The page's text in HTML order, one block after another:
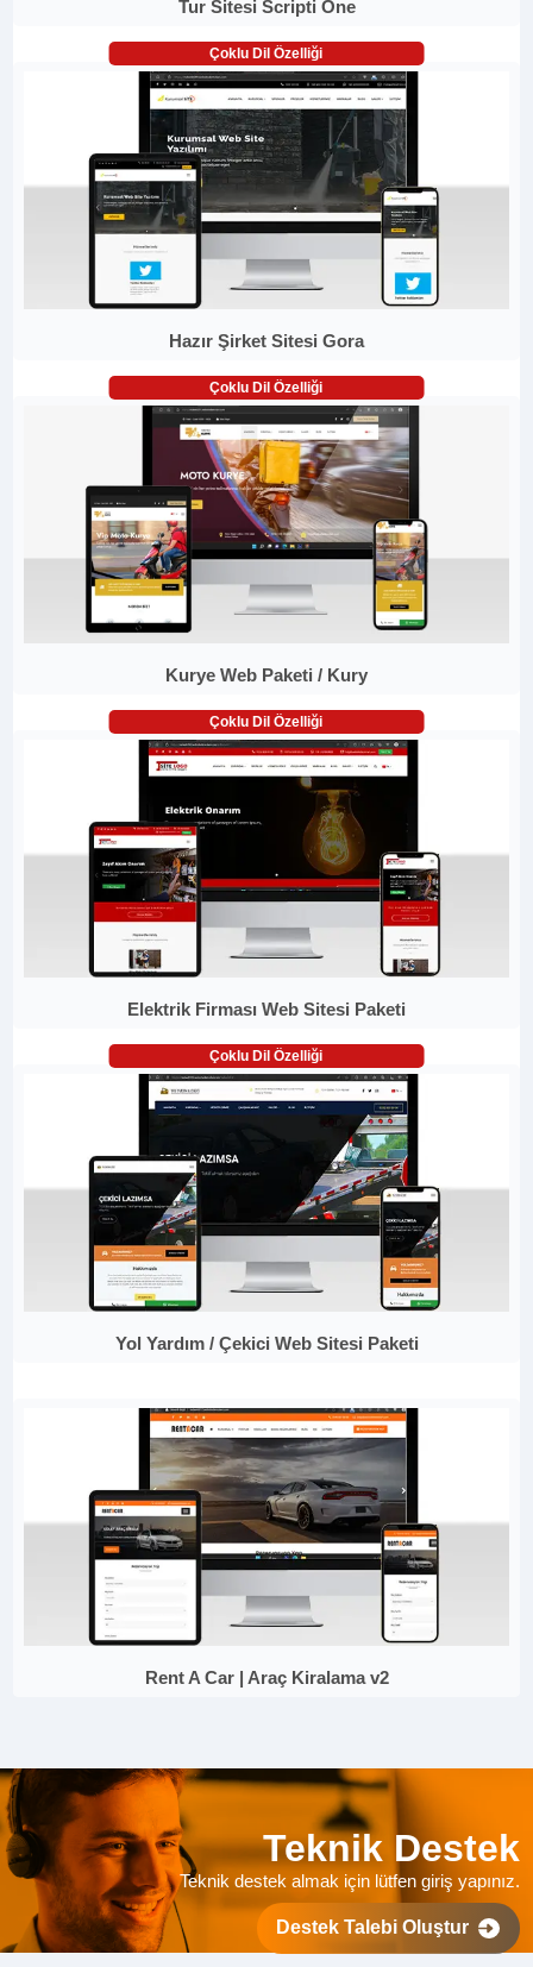
Tur Sitesi Scripti One
Çoklu Dil Özelliği
Hazır Şirket Sitesi Gora
Çoklu Dil Özelliği
Kurye Web Paketi / Kury
Çoklu Dil Özelliği
Elektrik Firması Web Sitesi Paketi
Çoklu Dil Özelliği
Yol Yardım / Çekici Web Sitesi Paketi
Rent A Car | Araç Kiralama v2
Teknik Destek
Teknik destek almak için lütfen giriş yapınız.
Destek Talebi Oluştur